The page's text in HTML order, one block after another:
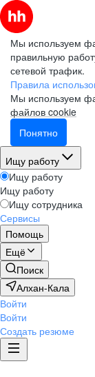
Мы используем
правильную
сетевой трафик.
Правила
Мы используем
файлов cookie
Понятно
Ищу работу
Ищу работу
Ищу работу
Ищу сотрудника
Сервисы
Помощь
Ещё
Поиск
Алхан-Кала
Войти
Войти
Создать резюме